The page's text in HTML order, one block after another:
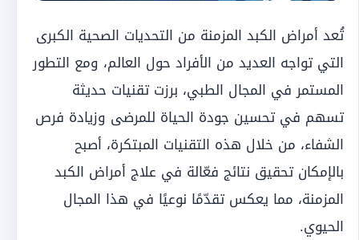
تُعد أمراض الكبد المزمنة من التحديات الصحية الكبرى
التي تواجه العديد من الأفراد حول العالم، ومع التطور
المستمر في المجال الطبي، برزت تقنيات حديثة
تسهم في تحسين جودة الحياة للمرضى وزيادة فرص
الشفاء، من خلال هذه التقنيات المبتكرة، أصبح
بالإمكان تحقيق نتائج فعّالة في علاج أمراض الكبد
المزمنة، مما يعكس تقدّمًا نوعيًا في هذا المجال
الحيوي.